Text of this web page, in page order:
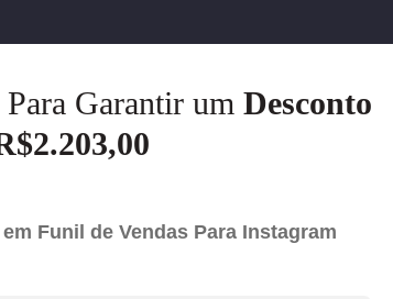
Para Garantir umDesconto
Funil de Vendas Para Instagram